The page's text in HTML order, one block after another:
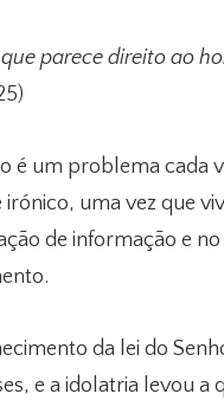
parece direito ao
é um problema cada
irónico, uma vez que
de informação e
da lei do
e a idolatria levou a